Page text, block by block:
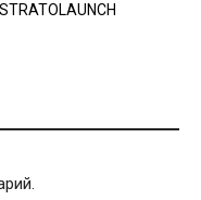
STRATOLAUNCH